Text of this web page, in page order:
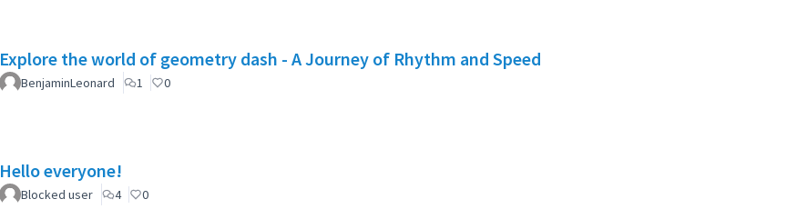
Explore the world of geometry dash - A Journey of Rhythm and Speed
BenjaminLeonard 1 0
Hello everyone!
Blocked user 4 0